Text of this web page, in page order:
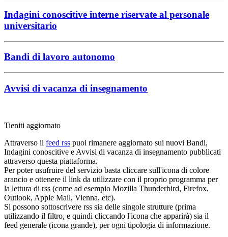
Indagini conoscitive interne riservate al personale
universitario
Bandi di lavoro autonomo
Avvisi di vacanza di insegnamento
Tieniti aggiornato
Attraverso il feed rss puoi rimanere aggiornato sui nuovi Bandi,
Indagini conoscitive e Avvisi di vacanza di insegnamento pubblicati
attraverso questa piattaforma.
Per poter usufruire del servizio basta cliccare sull'icona di colore
arancio e ottenere il link da utilizzare con il proprio programma per
la lettura di rss (come ad esempio Mozilla Thunderbird, Firefox,
Outlook, Apple Mail, Vienna, etc).
Si possono sottoscrivere rss sia delle singole strutture (prima
utilizzando il filtro, e quindi cliccando l'icona che apparirà) sia il
feed generale (icona grande), per ogni tipologia di informazione.